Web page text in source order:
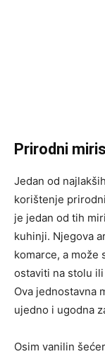
Prirodni
Jedan od
korištenje
je jedan od tih
kuhinji. Njegova
komarce, a može
ostaviti na stolu
Ova jednostavna
ujedno i ugodna
Osim vanilin